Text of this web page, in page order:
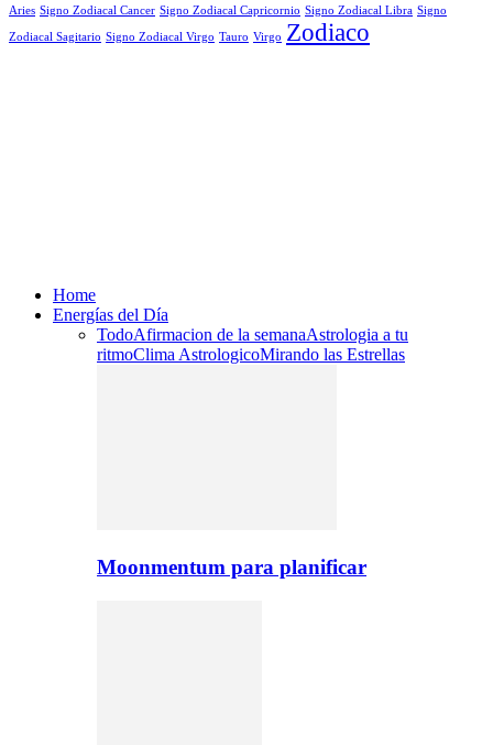
Aries Signo Zodiacal Cancer Signo Zodiacal Capricornio Signo Zodiacal Libra Signo
Zodiacal Sagitario Signo Zodiacal Virgo Tauro Virgo Zodiaco
Home
Energías del Día
TodoAfirmacion de la semanaAstrologia a tu
ritmoClima AstrologicoMirando las Estrellas
Moonmentum para planificar